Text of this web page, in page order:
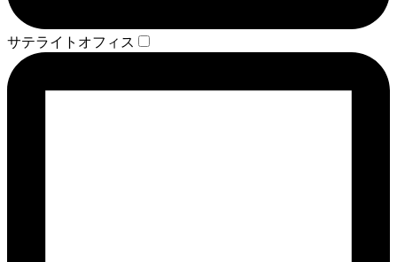
サテライトオフィス